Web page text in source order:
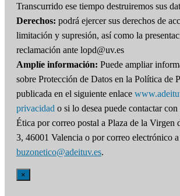
Transcurrido ese tiempo destruiremos sus
Derechos: podrá ejercer sus derechos de
limitación y supresión, así como la
reclamación ante lopd@uv.es
Amplíe información: Puede ampliar
sobre Protección de Datos en la Política de
publicada en el siguiente enlace
privacidad o si lo desea puede contactar
Ética por correo postal a Plaza de la Virgen
3, 46001 Valencia o por correo electrónico a
buzonetico@adeituv.es.
×